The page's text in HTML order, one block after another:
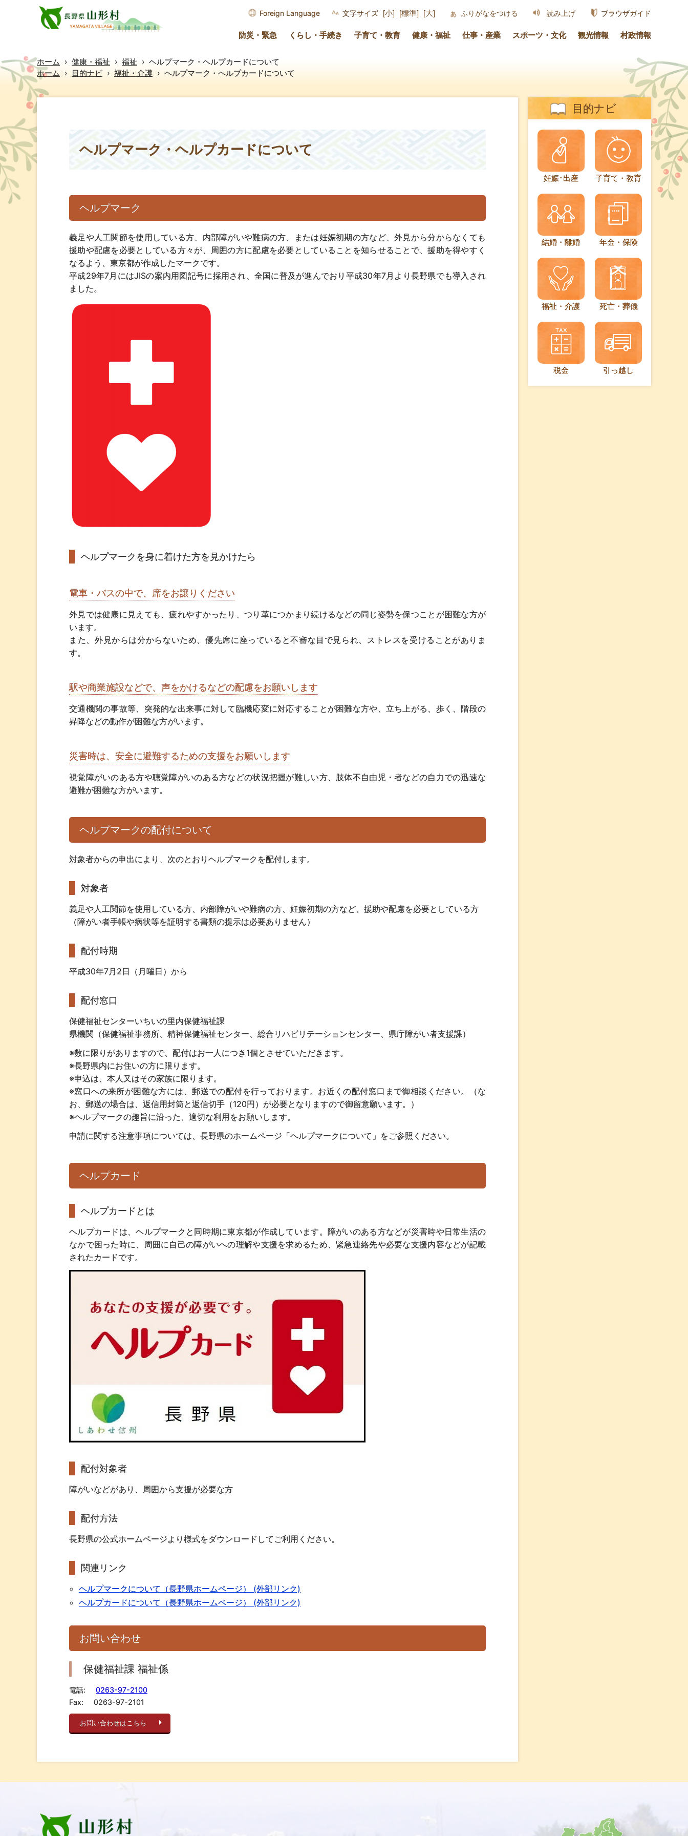
Foreign Language 文字サイズ [小] [標準] [大] ふりがなをつける 読み上げ ブラウザガイド
防災・緊急 くらし・手続き 子育て・教育 健康・福祉 仕事・産業 スポーツ・文化 観光情報 村政情報
ホーム › 健康・福祉 › 福祉 › ヘルプマーク・ヘルプカードについて
ホーム › 目的ナビ › 福祉・介護 › ヘルプマーク・ヘルプカードについて
ヘルプマーク・ヘルプカードについて
ヘルプマーク
義足や人工関節を使用している方、内部障がいや難病の方、または妊娠初期の方など、外見から分からなくても
援助や配慮を必要としている方々が、周囲の方に配慮を必要としていることを知らせることで、援助を得やすく
なるよう、東京都が作成したマークです。
平成29年7月にはJISの案内用図記号に採用され、全国に普及が進んでおり平成30年7月より長野県でも導入され
ました。
ヘルプマークを身に着けた方を見かけたら
電車・バスの中で、席をお譲りください
外見では健康に見えても、疲れやすかったり、つり革につかまり続けるなどの同じ姿勢を保つことが困難な方が
います。
また、外見からは分からないため、優先席に座っていると不審な目で見られ、ストレスを受けることがありま
す。
駅や商業施設などで、声をかけるなどの配慮をお願いします
交通機関の事故等、突発的な出来事に対して臨機応変に対応することが困難な方や、立ち上がる、歩く、階段の
昇降などの動作が困難な方がいます。
災害時は、安全に避難するための支援をお願いします
視覚障がいのある方や聴覚障がいのある方などの状況把握が難しい方、肢体不自由児・者などの自力での迅速な
避難が困難な方がいます。
ヘルプマークの配付について
対象者からの申出により、次のとおりヘルプマークを配付します。
対象者
義足や人工関節を使用している方、内部障がいや難病の方、妊娠初期の方など、援助や配慮を必要としている方
（障がい者手帳や病状等を証明する書類の提示は必要ありません）
配付時期
平成30年7月2日（月曜日）から
配付窓口
保健福祉センターいちいの里内保健福祉課
県機関（保健福祉事務所、精神保健福祉センター、総合リハビリテーションセンター、県庁障がい者支援課）
※数に限りがありますので、配付はお一人につき1個とさせていただきます。
※長野県内にお住いの方に限ります。
※申込は、本人又はその家族に限ります。
※窓口への来所が困難な方には、郵送での配付を行っております。お近くの配付窓口まで御相談ください。（な
お、郵送の場合は、返信用封筒と返信切手（120円）が必要となりますので御留意願います。）
※ヘルプマークの趣旨に沿った、適切な利用をお願いします。
申請に関する注意事項については、長野県のホームページ「ヘルプマークについて」をご参照ください。
ヘルプカード
ヘルプカードとは
ヘルプカードは、ヘルプマークと同時期に東京都が作成しています。障がいのある方などが災害時や日常生活の
なかで困った時に、周囲に自己の障がいへの理解や支援を求めるため、緊急連絡先や必要な支援内容などが記載
されたカードです。
配付対象者
障がいなどがあり、周囲から支援が必要な方
配付方法
長野県の公式ホームページより様式をダウンロードしてご利用ください。
関連リンク
ヘルプマークについて（長野県ホームページ） (外部リンク)
ヘルプカードについて（長野県ホームページ） (外部リンク)
お問い合わせ
保健福祉課 福祉係
電話:
0263-97-2100
Fax:
0263-97-2101
お問い合わせはこちら
目的ナビ
妊娠･出産 子育て・教育
結婚・離婚 年金・保険
福祉・介護 死亡・葬儀
税金 引っ越し